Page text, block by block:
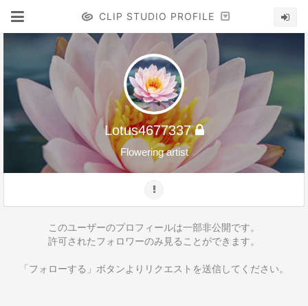
CLIP STUDIO PROFILE
Lotus4677337
Flowering artist
このユーザーのプロフィールは一部非公開です。
許可されたフォロワーのみ見ることができます。
「フォローする」ボタンよりリクエストを送信してください。